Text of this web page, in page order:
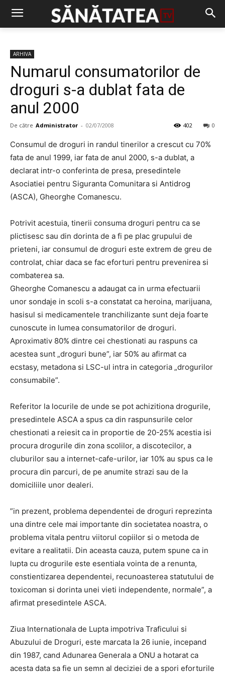
ARHIVA
Numarul consumatorilor de
droguri s-a dublat fata de
anul 2000
De către Administrator - 02/07/2008 0
402
Consumul de droguri in randul tinerilor a crescut cu 70%
fata de anul 1999, iar fata de anul 2000, s-a dublat, a
declarat intr-o conferinta de presa, presedintele
Asociatiei pentru Siguranta Comunitara si Antidrog
(ASCA), Gheorghe Comanescu.
Potrivit acestuia, tinerii consuma droguri pentru ca se
plictisesc sau din dorinta de a fi pe plac grupului de
prieteni, iar consumul de droguri este extrem de greu de
controlat, chiar daca se fac eforturi pentru prevenirea si
combaterea sa.
Gheorghe Comanescu a adaugat ca in urma efectuarii
unor sondaje in scoli s-a constatat ca heroina, marijuana,
hasisul si medicamentele tranchilizante sunt deja foarte
cunoscute in lumea consumatorilor de droguri.
Aproximativ 80% dintre cei chestionati au raspuns ca
acestea sunt „droguri bune”, iar 50% au afirmat ca
ecstasy, metadona si LSC-ul intra in categoria „drogurilor
consumabile”.
Referitor la locurile de unde se pot achizitiona drogurile,
presedintele ASCA a spus ca din raspunsurile celor
chestionati a reiesit ca in proportie de 20-25% acestia isi
procura drogurile din zona scolilor, a discotecilor, a
cluburilor sau a internet-cafe-urilor, iar 10% au spus ca le
procura din parcuri, de pe anumite strazi sau de la
domiciliile unor dealeri.
”in prezent, problema dependentei de droguri reprezinta
una dintre cele mai importante din societatea noastra, o
problema vitala pentru viitorul copiilor si o metoda de
evitare a realitatii. Din aceasta cauza, putem spune ca in
lupta cu drogurile este esentiala vointa de a renunta,
constientizarea dependentei, recunoasterea statutului de
toxicoman si dorinta unei vieti independente, normale”, a
afirmat presedintele ASCA.
Ziua Internationala de Lupta impotriva Traficului si
Abuzului de Droguri, este marcata la 26 iunie, incepand
din 1987, cand Adunarea Generala a ONU a hotarat ca
acesta data sa fie un semn al deciziei de a spori eforturile